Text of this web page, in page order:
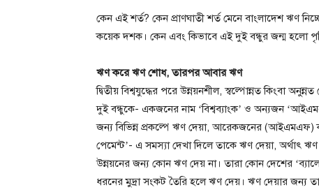
কেন এই শর্ত? কেন প্রাণঘাতী শর্ত মেনে বাংলাদেশ ঋণ
কয়েক দশক। কেন এবং কিভাবে এই দুই বন্ধুর জন্ম হলো
ঋণ করে ঋণ শোধ, তারপর আবার ঋণ
দ্বিতীয় বিশ্বযুদ্ধের পরে উন্নয়নশীল, স্বল্পোন্নত কিংবা
দুই বন্ধুকে- একজনের নাম ‘বিশ্বব্যাংক’ ও অন্যজন
জন্য বিভিন্ন প্রকল্পে ঋণ দেয়া, আরেকজনের
পেমেন্ট’- এ সমস্যা দেখা দিলে তাকে ঋণ দেয়া, অর্থাৎ
উন্নয়নের জন্য কোন ঋণ দেয় না। তারা কোন দেশের
ধরনের মুদ্রা সংকট তৈরি হলে ঋণ দেয়। ঋণ দেয়ার জন্য